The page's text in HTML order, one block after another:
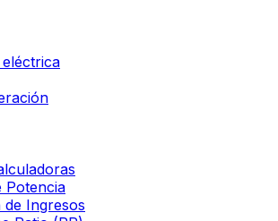
Potencia
de Ingresos